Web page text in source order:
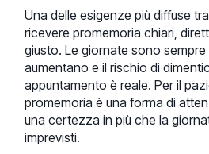
Una delle esigenze più diffuse
ricevere promemoria chiari,
giusto. Le giornate sono sempre
aumentano e il rischio di
appuntamento è reale. Per il
promemoria è una forma di
una certezza in più che la
imprevisti.